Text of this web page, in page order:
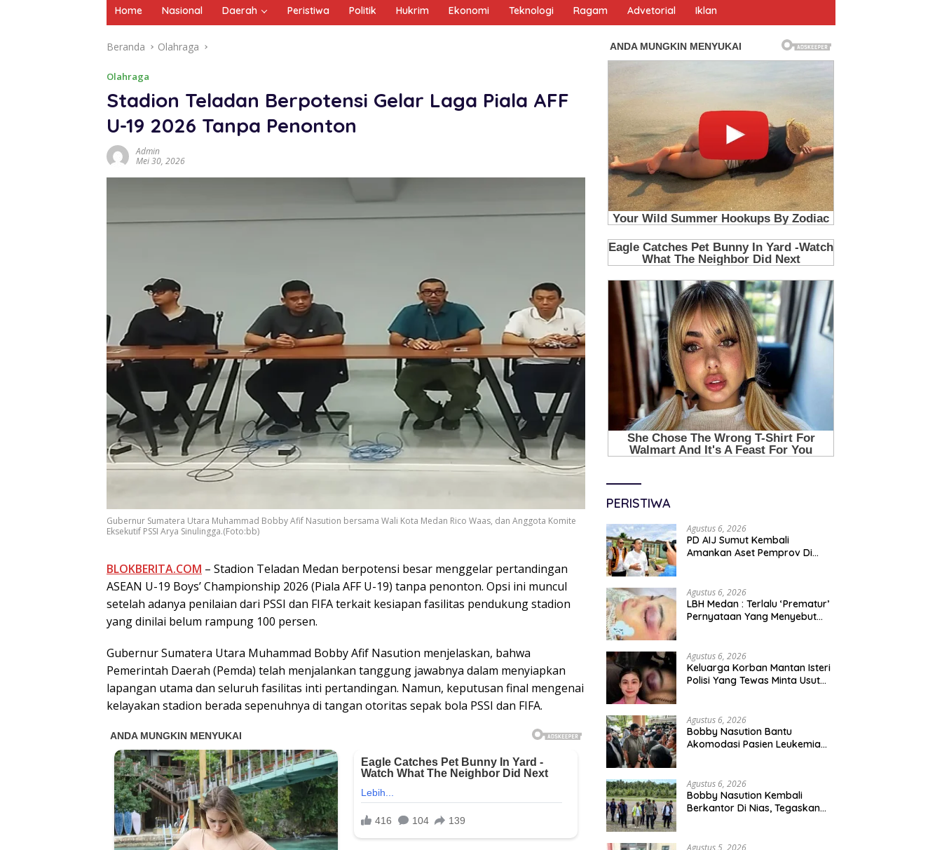
Home Nasional Daerah Peristiwa Politik Hukrim Ekonomi Teknologi Ragam Advetorial Iklan
Beranda Olahraga
Olahraga
Stadion Teladan Berpotensi Gelar Laga Piala AFF
U-19 2026 Tanpa Penonton
Admin
Mei 30, 2026
Gubernur Sumatera Utara Muhammad Bobby Afif Nasution bersama Wali Kota Medan Rico Waas, dan Anggota Komite
Eksekutif PSSI Arya Sinulingga.(Foto:bb)
BLOKBERITA.COM – Stadion Teladan Medan berpotensi besar menggelar pertandingan
ASEAN U-19 Boys’ Championship 2026 (Piala AFF U-19) tanpa penonton. Opsi ini muncul
setelah adanya penilaian dari PSSI dan FIFA terkait kesiapan fasilitas pendukung stadion
yang dinilai belum rampung 100 persen.
Gubernur Sumatera Utara Muhammad Bobby Afif Nasution menjelaskan, bahwa
Pemerintah Daerah (Pemda) telah menjalankan tanggung jawabnya dalam menyiapkan
lapangan utama dan seluruh fasilitas inti pertandingan. Namun, keputusan final mengenai
kelayakan stadion berada sepenuhnya di tangan otoritas sepak bola PSSI dan FIFA.
PERISTIWA
Agustus 6, 2026
PD AIJ Sumut Kembali
Amankan Aset Pemprov Di
Agustus 6, 2026
LBH Medan : Terlalu ‘Prematur’
Pernyataan Yang Menyebut
Agustus 6, 2026
Keluarga Korban Mantan Isteri
Polisi Yang Tewas Minta Usut
Agustus 6, 2026
Bobby Nasution Bantu
Akomodasi Pasien Leukemia
Agustus 6, 2026
Bobby Nasution Kembali
Berkantor Di Nias, Tegaskan
Agustus 5, 2026